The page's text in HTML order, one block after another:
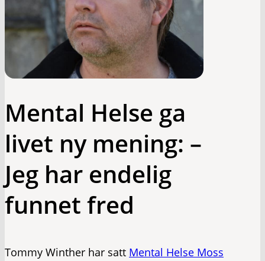
Mental Helse ga
livet ny mening: –
Jeg har endelig
funnet fred
Tommy Winther har satt Mental Helse Moss